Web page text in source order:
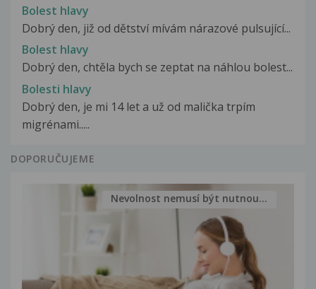
Bolest hlavy
Dobrý den, již od dětství mívám nárazové pulsující...
Bolest hlavy
Dobrý den, chtěla bych se zeptat na náhlou bolest...
Bolesti hlavy
Dobrý den, je mi 14 let a už od malička trpím
migrénami.....
DOPORUČUJEME
Nevolnost nemusí být nutnou...